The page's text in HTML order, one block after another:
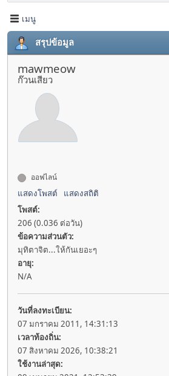
เมนู
สรุปข้อมูล
mawmeow
ก๊วนเสียว
ออฟไลน์
แสดงโพสต์
แสดงสถิติ
โพสต์:
206 (0.036 ต่อวัน)
ข้อความส่วนตัว:
มุทิตาจิต...ให้กันเยอะๆ
อายุ:
N/A
วันที่ลงทะเบียน:
07 มกราคม 2011, 14:31:13
เวลาท้องถิ่น:
07 สิงหาคม 2026, 10:38:21
ใช้งานล่าสุด: